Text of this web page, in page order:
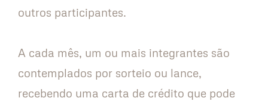
outros participantes.
A cada mês, um ou mais integrantes são
contemplados por sorteio ou lance,
recebendo uma carta de crédito que pode